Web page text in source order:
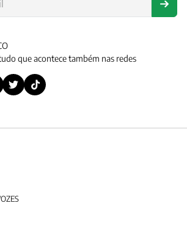
que acontece também nas redes